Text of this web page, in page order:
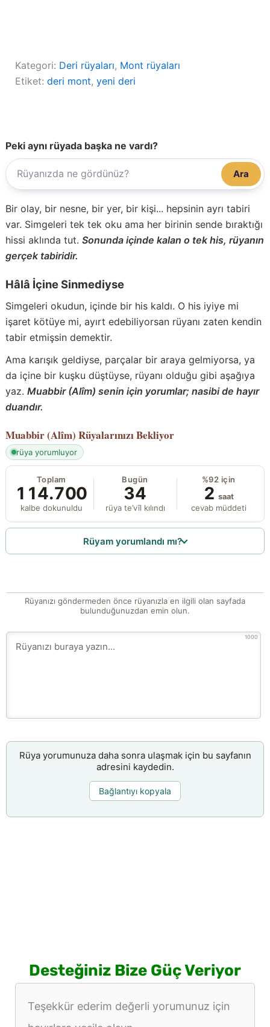
Kategori: Deri rüyaları, Mont rüyaları
Etiket: deri mont, yeni deri
Peki aynı rüyada başka ne vardı?
Ara
Bir olay, bir nesne, bir yer, bir kişi... hepsinin ayrı tabiri
var. Simgeleri tek tek oku ama her birinin sende bıraktığı
hissi aklında tut. Sonunda içinde kalan o tek his, rüyanın
gerçek tabiridir.
Hâlâ İçine Sinmediyse
Simgeleri okudun, içinde bir his kaldı. O his iyiye mi
işaret kötüye mi, ayırt edebiliyorsan rüyanı zaten kendin
tabir etmişsin demektir.
Ama karışık geldiyse, parçalar bir araya gelmiyorsa, ya
da içine bir kuşku düştüyse, rüyanı olduğu gibi aşağıya
yaz. Muabbir (Alîm) senin için yorumlar; nasibi de hayır
duandır.
Muabbir (Alîm) Rüyalarınızı Bekliyor
rüya yorumluyor
Toplam
114.700
kalbe dokunuldu
Bugün
34
rüya te’vîl kılındı
%92 için
2 saat
cevab müddeti
Rüyam yorumlandı mı?
Rüyanızı göndermeden önce rüyanızla en ilgili olan sayfada
bulunduğunuzdan emin olun.
1000
Rüya yorumunuza daha sonra ulaşmak için bu sayfanın
adresini kaydedin.
Bağlantıyı kopyala
Desteğiniz Bize Güç Veriyor
Teşekkür ederim değerli yorumunuz için